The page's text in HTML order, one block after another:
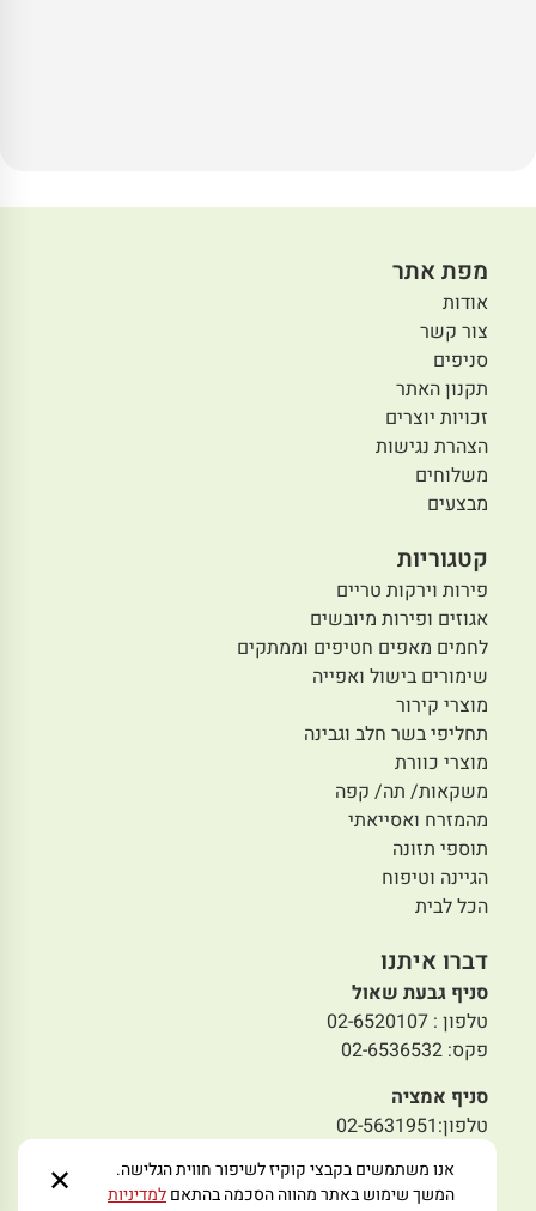
מפת אתר
אודות
צור קשר
סניפים
תקנון האתר
זכויות יוצרים
הצהרת נגישות
משלוחים
מבצעים
קטגוריות
פירות וירקות טריים
אגוזים ופירות מיובשים
לחמים מאפים חטיפים וממתקים
שימורים בישול ואפייה
מוצרי קירור
תחליפי בשר חלב וגבינה
מוצרי כוורת
משקאות/ תה/ קפה
מהמזרח ואסייאתי
תוספי תזונה
הגיינה וטיפוח
הכל לבית
דברו איתנו
סניף גבעת שאול
טלפון : 02-6520107
פקס: 02-6536532
סניף אמציה
טלפון:02-5631951
סניף תלפיות
אנו משתמשים בקבצי קוקיז לשיפור חווית הגלישה.
המשך שימוש באתר מהווה הסכמה בהתאםלמדיניות ✕